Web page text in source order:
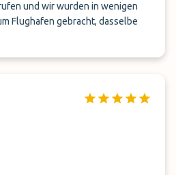
und wir wurden in wenigen
Flughafen gebracht, dasselbe